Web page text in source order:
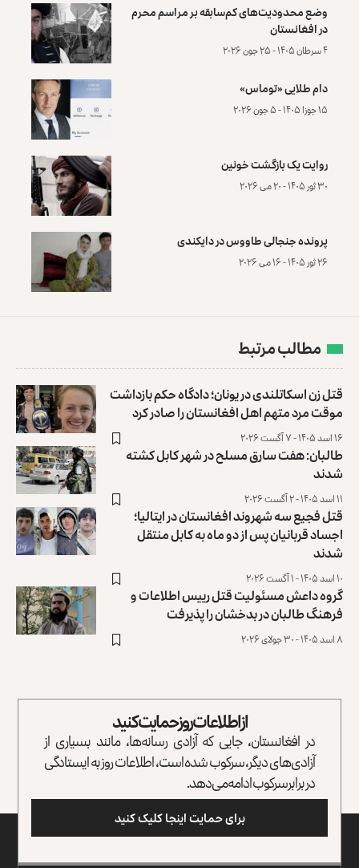
وضع محدودیت‌های کم‌سابقه بر مراسم محرم
در افغانستان
۴ سرطان ۱۴۰۵ - ۲۵ جون ۲۰۲۶
دام طلایی «توماس»
۱۵ جوزا ۱۴۰۵ - ۵ جون ۲۰۲۶
روایت یک بازگشت خونین
۳۰ ثور ۱۴۰۵ - ۲۰ می ۲۰۲۶
پرونده‌ جنجالی طاووس در دایکندی
۲۶ ثور ۱۴۰۵ - ۱۶ می ۲۰۲۶
مطالب مرتبط
قتل زن اسکاتلندی در یونان؛ دادگاه حکم بازداشت
موقت مرد متهم اهل افغانستان را صادر کرد
۱۶ اسد ۱۴۰۵ - ۷ آگست ۲۰۲۶
طالبان: هفت سارق مسلح در شهر کابل کشته
شدند
۱۱ اسد ۱۴۰۵ - ۲ آگست ۲۰۲۶
قتل فجیع سه شهروند افغانستان در ایتالیا؛
اجساد قربانیان پس از دو ماه به کابل منتقل
شدند
۱۰ اسد ۱۴۰۵ - ۱ آگست ۲۰۲۶
گروه داعش مسئولیت قتل رییس اطلاعات و
فرهنگ طالبان در بدخشان را ‏پذیرفت
۸ اسد ۱۴۰۵ - ۳۰ جولای ۲۰۲۶
از اطلاعات روز حمایت کنید
در افغانستان، جایی که آزادی رسانه‌ها، مانند بسیاری از
آزادی‌های دیگر، سرکوب شده است، اطلاعات روز به ایستادگی
در برابر سرکوب ادامه می‌دهد.
برای حمایت اینجا کلیک کنید